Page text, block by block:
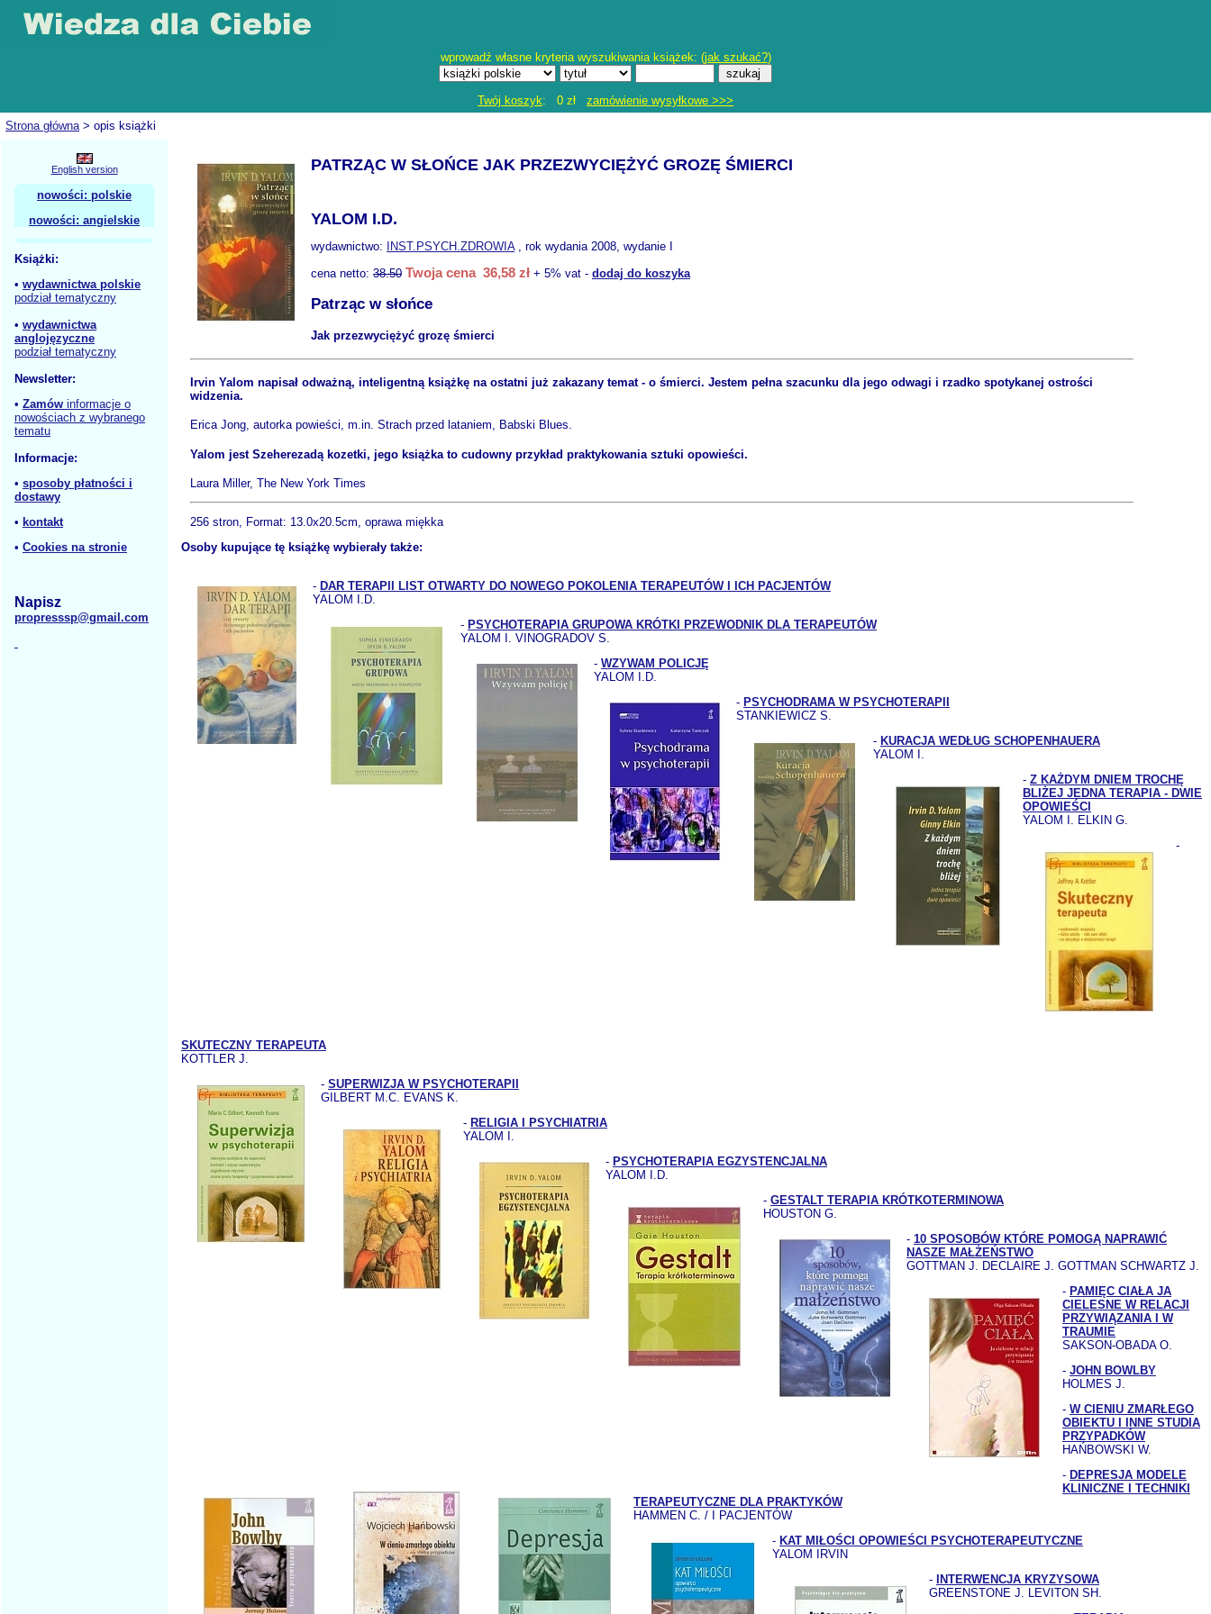
wprowadź własne kryteria wyszukiwania książek: (jak szukać?)
Twój koszyk: 0 zł zamówienie wysyłkowe >>>
Strona główna> opis książki
English version
nowości: polskie
nowości: angielskie
Książki:
• wydawnictwa polskie
podział tematyczny
• wydawnictwa
anglojęzyczne
podział tematyczny
Newsletter:
• Zamów informacje o
nowościach z wybranego
tematu
Informacje:
• sposoby płatności i
dostawy
• kontakt
• Cookies na stronie
Napisz
propresssp@gmail.com
PATRZĄC W SŁOŃCE JAK PRZEZWYCIĘŻYĆ GROZĘ ŚMIERCI
YALOM I.D.
wydawnictwo: INST.PSYCH.ZDROWIA, rok wydania 2008, wydanie I
cena netto: 38.50 Twoja cena 36,58 zł + 5% vat - dodaj do koszyka
Patrząc w słońce
Jak przezwyciężyć grozę śmierci
Irvin Yalom napisał odważną, inteligentną książkę na ostatni już zakazany temat - o śmierci. Jestem pełna szacunku dla jego odwagi i rzadko spotykanej ostrości
widzenia.
Erica Jong, autorka powieści, m.in. Strach przed lataniem, Babski Blues.
Yalom jest Szeherezadą kozetki, jego książka to cudowny przykład praktykowania sztuki opowieści.
Laura Miller, The New York Times
256 stron, Format: 13.0x20.5cm, oprawa miękka
Osoby kupujące tę książkę wybierały także:
- DAR TERAPII LIST OTWARTY DO NOWEGO POKOLENIA TERAPEUTÓW I ICH PACJENTÓW
YALOM I.D.
- PSYCHOTERAPIA GRUPOWA KRÓTKI PRZEWODNIK DLA TERAPEUTÓW
YALOM I. VINOGRADOV S.
- WZYWAM POLICJĘ
YALOM I.D.
- PSYCHODRAMA W PSYCHOTERAPII
STANKIEWICZ S.
- KURACJA WEDŁUG SCHOPENHAUERA
YALOM I.
- Z KAŻDYM DNIEM TROCHĘ
BLIŻEJ JEDNA TERAPIA - DWIE
OPOWIEŚCI
YALOM I. ELKIN G.
-
SKUTECZNY TERAPEUTA
KOTTLER J.
- SUPERWIZJA W PSYCHOTERAPII
GILBERT M.C. EVANS K.
- RELIGIA I PSYCHIATRIA
YALOM I.
- PSYCHOTERAPIA EGZYSTENCJALNA
YALOM I.D.
- GESTALT TERAPIA KRÓTKOTERMINOWA
HOUSTON G.
- 10 SPOSOBÓW KTÓRE POMOGĄ NAPRAWIĆ
NASZE MAŁŻEŃSTWO
GOTTMAN J. DECLAIRE J. GOTTMAN SCHWARTZ J.
- PAMIĘC CIAŁA JA
CIELESNE W RELACJI
PRZYWIĄZANIA I W
TRAUMIE
SAKSON-OBADA O.
- JOHN BOWLBY
HOLMES J.
- W CIENIU ZMARŁEGO
OBIEKTU I INNE STUDIA
PRZYPADKÓW
HAŃBOWSKI W.
- DEPRESJA MODELE
KLINICZNE I TECHNIKI
TERAPEUTYCZNE DLA PRAKTYKÓW
HAMMEN C. / I PACJENTÓW
- KAT MIŁOŚCI OPOWIEŚCI PSYCHOTERAPEUTYCZNE
YALOM IRVIN
-
INTERWENCJA KRYZYSOWA
GREENSTONE J. LEVITON SH.